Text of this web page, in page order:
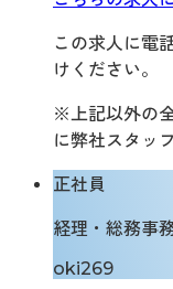
この求人に電
けください。
※上記以外の
に弊社スタッ
正社員
経理・総務事
oki269